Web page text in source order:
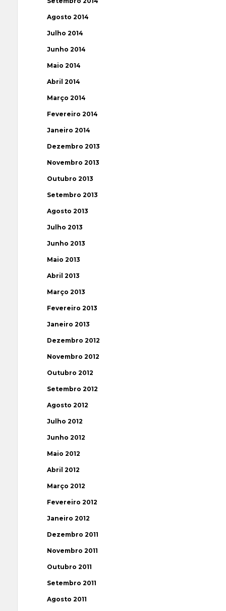
Agosto 2014
Julho 2014
Junho 2014
Maio 2014
Abril 2014
Março 2014
Fevereiro 2014
Janeiro 2014
Dezembro 2013
Novembro 2013
Outubro 2013
Setembro 2013
Agosto 2013
Julho 2013
Junho 2013
Maio 2013
Abril 2013
Março 2013
Fevereiro 2013
Janeiro 2013
Dezembro 2012
Novembro 2012
Outubro 2012
Setembro 2012
Agosto 2012
Julho 2012
Junho 2012
Maio 2012
Abril 2012
Março 2012
Fevereiro 2012
Janeiro 2012
Dezembro 2011
Novembro 2011
Outubro 2011
Setembro 2011
Agosto 2011